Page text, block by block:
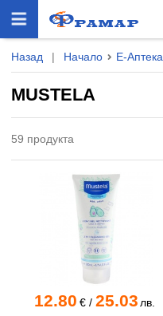
Назад | Начало Е-Аптека
MUSTELA
59 продукта
12.80 €/ 25.03 лв.